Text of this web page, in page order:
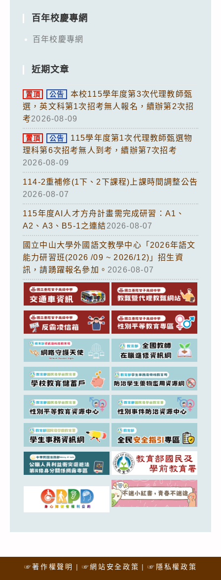
百年校慶專網
百年校慶專網
近期文章
置頂 公告
本校115學年度第3次代理教師甄
選，英文科第1次招考無人報名，續辦第2次招
考2026-08-09
置頂 公告
115學年度第1次代理教師甄選物
理科第6次招考無人到考，續辦第7次招考
2026-08-09
114-2重補修(1下、2下課程)上課時間調整公告
2026-08-07
115年度AI人才方舟計畫需完成研習：A1、
A2、A3、B5-1之連結2026-08-07
國立中山大學外國語文教學中心「2026年語文
能力研習班(2026 /09 ~ 2026/12)」招生資
訊，請踴躍報名參加。 2026-08-07
☞著作權聲明 ☞網站安全政策 ☞隱私權政策